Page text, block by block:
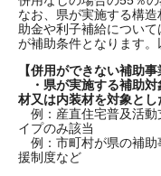
なお、県が実施する構
助金や利子補給につい
が補助条件となります。
【併用ができない補助事
・県が実施する補助対
材又は内装材を対象とし
例：産直住宅普及活
イプのみ該当
例：市町村が県の補助
援制度など